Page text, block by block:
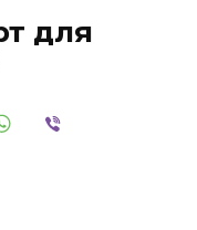
для